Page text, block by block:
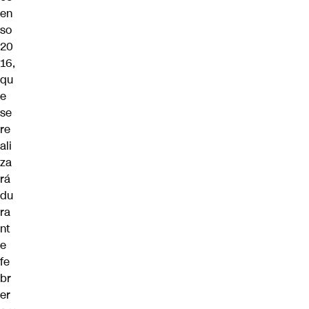
en
so
20
16,
qu
e
se
re
ali
za
rá
du
ra
nt
e
fe
br
er